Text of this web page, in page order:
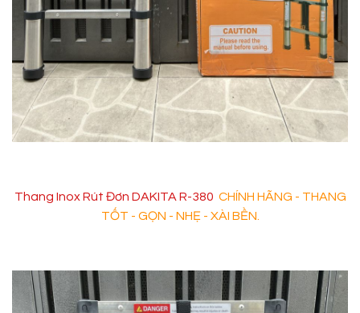
Thang Inox Rút Đơn DAKITA R-380 CHÍNH HÃNG - THANG
TỐT - GỌN - NHẸ - XÀI BỀN.